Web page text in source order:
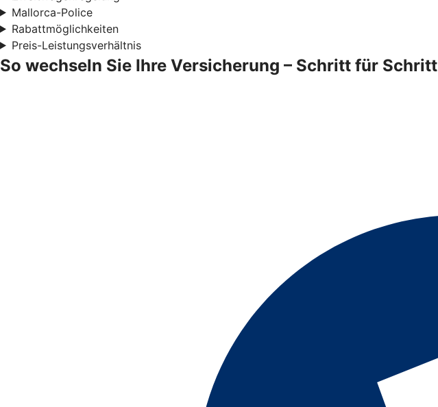
Mallorca-Police
Rabattmöglichkeiten
Preis-Leistungsverhältnis
So wechseln Sie Ihre Versicherung – Schritt für Schritt